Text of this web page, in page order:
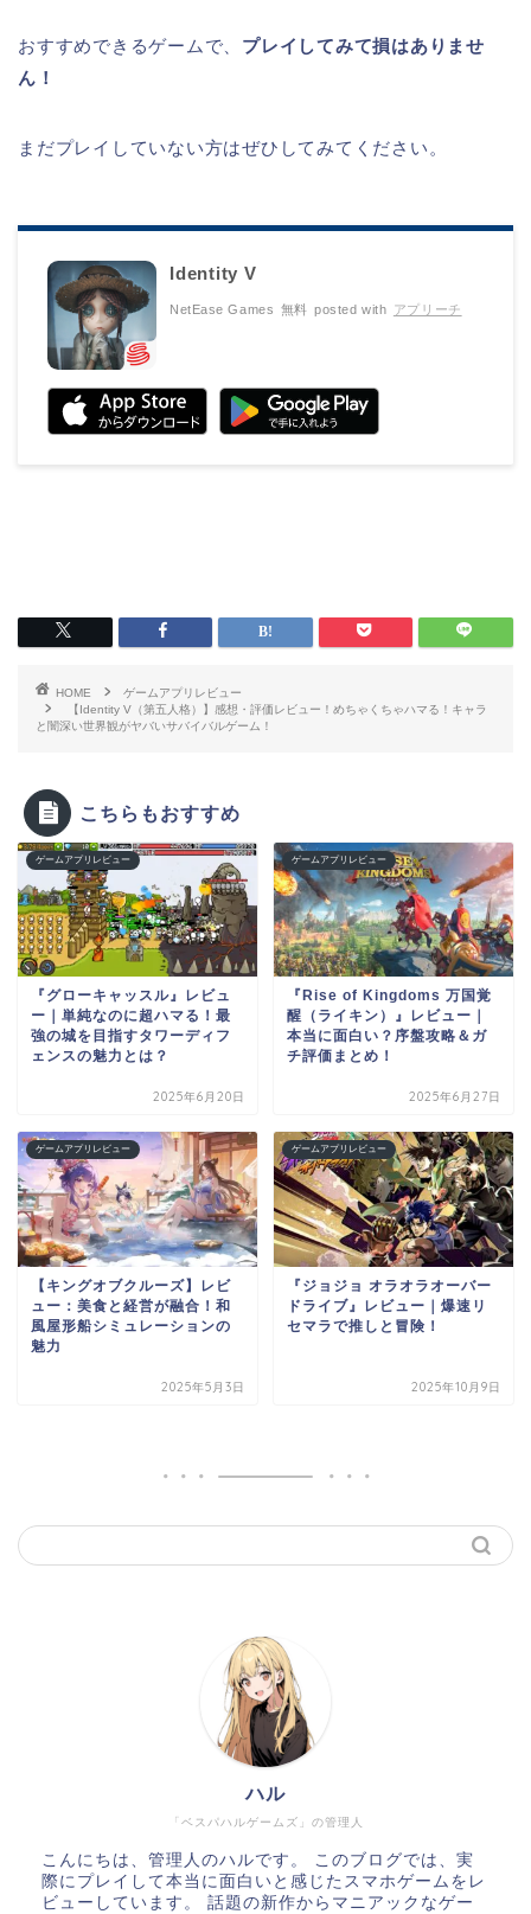
おすすめできるゲームで、 プレイしてみて損はありませ
ん！
まだプレイしていない方はぜひしてみてください。
Identity V
NetEase Games 無料 posted with アプリーチ
HOME
ゲームアプリレビュー
【Identity V（第五人格）】感想・評価レビュー！めちゃくちゃハマる！キャラ
と闇深い世界観がヤバいサバイバルゲーム！
こちらもおすすめ
ゲームアプリレビュー
『グローキャッスル』レビュ
ー｜単純なのに超ハマる！最
強の城を目指すタワーディフ
ェンスの魅力とは？
2025年6月20日
ゲームアプリレビュー
『Rise of Kingdoms 万国覚
醒（ライキン）』レビュー｜
本当に面白い？序盤攻略＆ガ
チ評価まとめ！
2025年6月27日
ゲームアプリレビュー
【キングオブクルーズ】レビ
ュー：美食と経営が融合！和
風屋形船シミュレーションの
魅力
2025年5月3日
ゲームアプリレビュー
『ジョジョ オラオラオーバー
ドライブ』レビュー｜爆速リ
セマラで推しと冒険！
2025年10月9日
「ベスパハルゲームズ」の管理人
ハル
こんにちは、管理人のハルです。 このブログでは、実
際にプレイして本当に面白いと感じたスマホゲームをレ
ビューしています。 話題の新作からマニアックなゲー